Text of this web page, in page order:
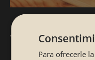
Temaki sushi
Para ofrecerle